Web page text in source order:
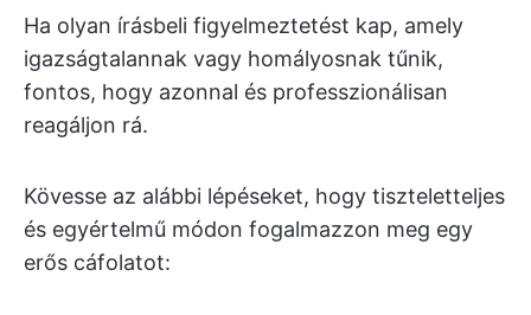
Ha olyan írásbeli figyelmeztetést kap, amely
igazságtalannak vagy homályosnak tűnik,
fontos, hogy azonnal és professzionálisan
reagáljon rá.
Kövesse az alábbi lépéseket, hogy tiszteletteljes
és egyértelmű módon fogalmazzon meg egy
erős cáfolatot: